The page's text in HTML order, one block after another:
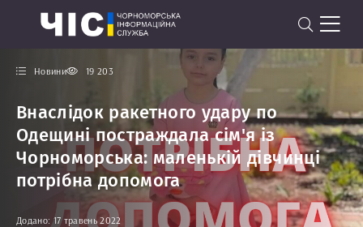
Новини 19 203
Внаслідок ракетного удару по
Одещині постраждала сім'я із
Чорноморська: маленькій дівчинці
потрібна допомога
Додано: 17 травень 2022